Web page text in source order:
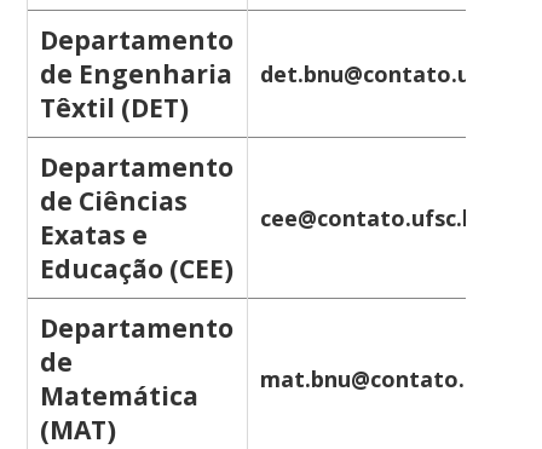
Departamento
de Engenharia
Têxtil (DET)
det.bnu@contato.ufsc.br
Departamento
de Ciências
Exatas e
Educação (CEE)
cee@contato.ufsc.br
Departamento
de
Matemática
(MAT)
mat.bnu@contato.ufsc.br